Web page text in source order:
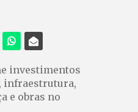
investimentos
infraestrutura,
e obras no